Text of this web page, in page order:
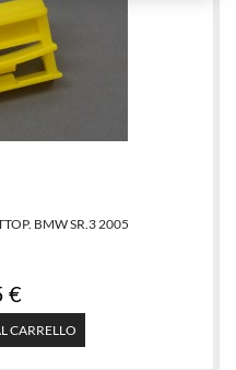
BMW SR.3 2005
€
CARRELLO